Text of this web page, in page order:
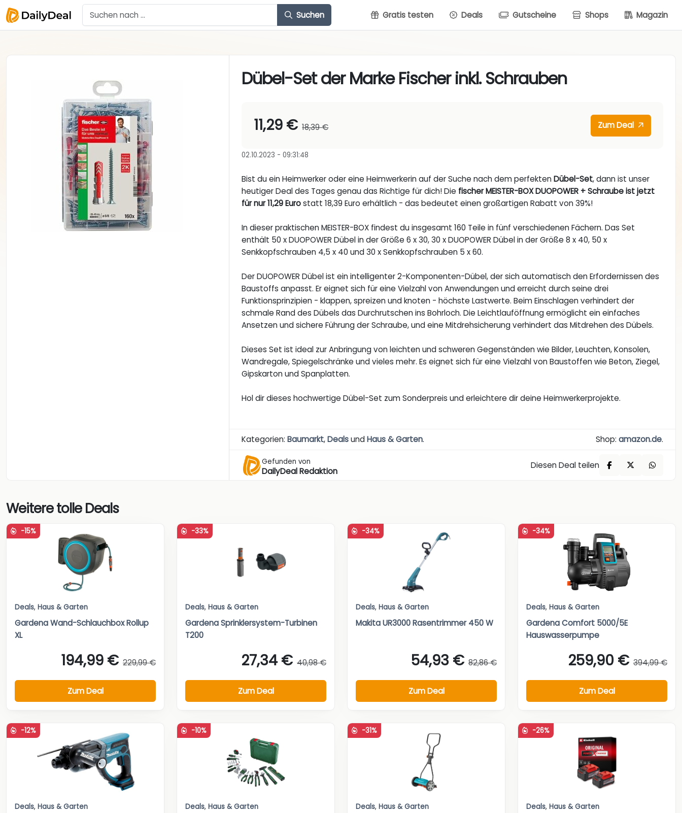
Suchen Gratis testen Deals Gutscheine Shops Magazin
Dübel-Set der Marke Fischer inkl. Schrauben
11,29 € 18,39 € Zum Deal
02.10.2023 - 09:31:48
Bist du ein Heimwerker oder eine Heimwerkerin auf der Suche nach dem perfektenDübel-Set, dann ist unser
heutiger Deal des Tages genau das Richtige für dich! Die fischer MEISTER-BOX DUOPOWER + Schraube ist jetzt
für nur 11,29 Eurostatt 18,39 Euro erhältlich - das bedeutet einen großartigen Rabatt von 39%!
In dieser praktischen MEISTER-BOX findest du insgesamt 160 Teile in fünf verschiedenen Fächern. Das Set
enthält 50 x DUOPOWER Dübel in der Größe 6 x 30, 30 x DUOPOWER Dübel in der Größe 8 x 40, 50 x
Senkkopfschrauben 4,5 x 40 und 30 x Senkkopfschrauben 5 x 60.
Der DUOPOWER Dübel ist ein intelligenter 2-Komponenten-Dübel, der sich automatisch den Erfordernissen des
Baustoffs anpasst. Er eignet sich für eine Vielzahl von Anwendungen und erreicht durch seine drei
Funktionsprinzipien - klappen, spreizen und knoten - höchste Lastwerte. Beim Einschlagen verhindert der
schmale Rand des Dübels das Durchrutschen ins Bohrloch. Die Leichtlauföffnung ermöglicht ein einfaches
Ansetzen und sichere Führung der Schraube, und eine Mitdrehsicherung verhindert das Mitdrehen des Dübels.
Dieses Set ist ideal zur Anbringung von leichten und schweren Gegenständen wie Bilder, Leuchten, Konsolen,
Wandregale, Spiegelschränke und vieles mehr. Es eignet sich für eine Vielzahl von Baustoffen wie Beton, Ziegel,
Gipskarton und Spanplatten.
Hol dir dieses hochwertige Dübel-Set zum Sonderpreis und erleichtere dir deine Heimwerkerprojekte.
Kategorien:Baumarkt,DealsundHaus & Garten. Shop: amazon.de.
Gefunden von
DailyDeal Redaktion
Diesen Deal teilen
Weitere tolle Deals
-15%
Deals, Haus & Garten
Gardena Wand-Schlauchbox Rollup
XL
194,99 € 229,99 €
Zum Deal
-33%
Deals, Haus & Garten
Gardena Sprinklersystem-Turbinen
T200
27,34 € 40,98 €
Zum Deal
-34%
Deals, Haus & Garten
Makita UR3000 Rasentrimmer 450 W
54,93 € 82,86 €
Zum Deal
-34%
Deals, Haus & Garten
Gardena Comfort 5000/5E
Hauswasserpumpe
259,90 € 394,99 €
Zum Deal
-12%
Deals, Haus & Garten
-10%
Deals, Haus & Garten
-31%
Deals, Haus & Garten
-26%
Deals, Haus & Garten